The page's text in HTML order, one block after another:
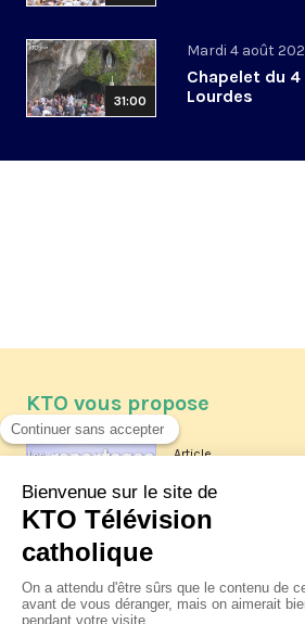
31:00
Mardi 4 août
Chapelet du
Lourdes
KTO vous propose
Article
Les reportages
La visite
XIV à Assise à
jeudi 6 août